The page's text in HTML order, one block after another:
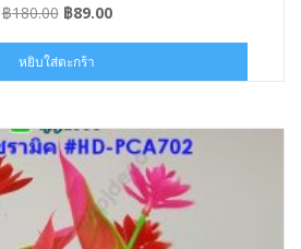
฿180.00 Original
was:
฿180.00.
฿89.00Current
฿89.00.
หยิบใส่ตะกร้า